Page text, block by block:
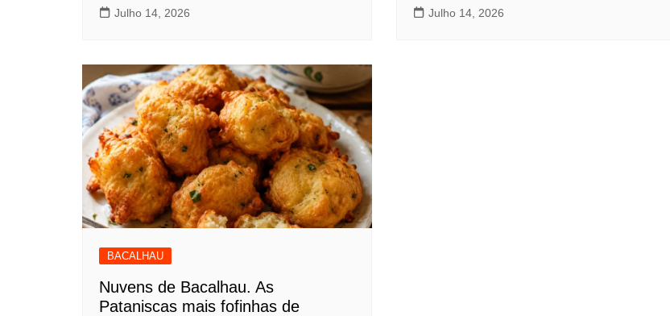
Julho 14, 2026 Julho 14, 2026
BACALHAU
Nuvens de Bacalhau. As
Pataniscas mais fofinhas de